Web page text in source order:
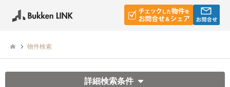
物件検索
詳細検索条件